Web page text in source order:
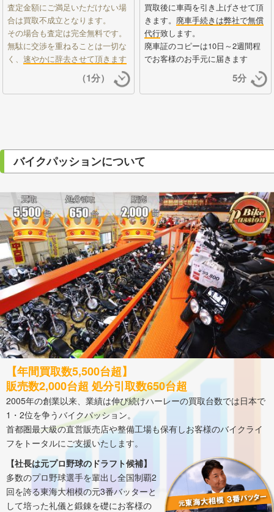
査定金額にご満足いただけない場
合は買取不成立となります。
その場合も査定は完全無料です。
無駄に交渉を重ねることは一切な
く、 速やかに辞去させて頂きます
（1分）
買取後に車両を引き上げさせて頂
きます。 廃車手続きは弊社で無償
代行致します。
廃車証のコピーは10日～2週間程
でお客様のお手元に届きます
5分
バイクパッションについて
【年間買取数5,500台超】
販売数2,000台超 処分引取数650台超
2005年の創業以来、業績は伸び続けハーレーの買取台数では日本で
1・2位を争うバイクパッション。
首都圏最大級の直営販売店や整備工場も保有しお客様のバイクライ
フをトータルにご支援いたします。
【社長は元プロ野球のドラフト候補】
多数のプロ野球選手を輩出し全国制覇2
回を誇る東海大相模の元3番バッターと
して培った礼儀と鍛錬を礎にお客様の